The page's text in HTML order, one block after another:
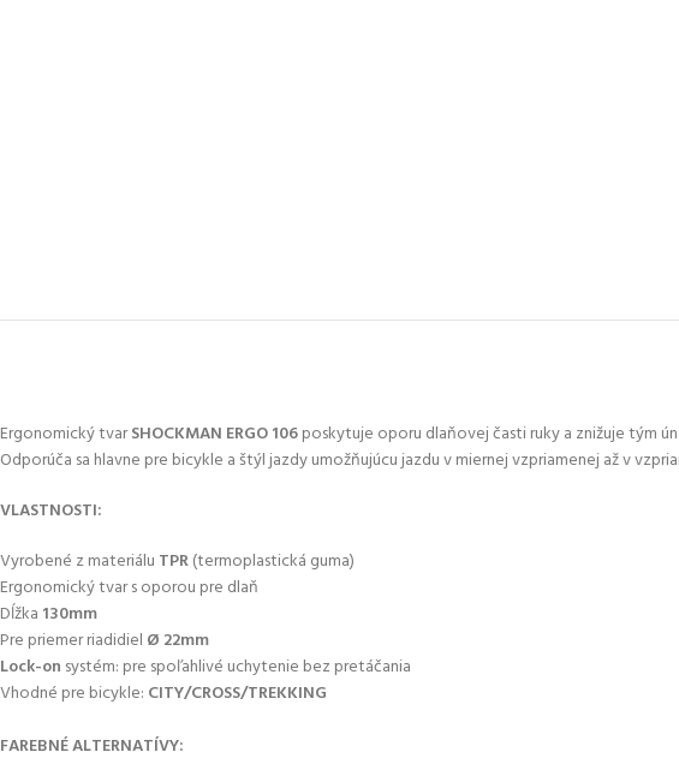
Ergonomický tvarSHOCKMAN ERGO 106poskytuje oporu dlaňovej časti ruky a znižuje tým
Odporúča sa hlavne pre bicykle a štýl jazdy umožňujúcu jazdu v miernej vzpriamenej až v
VLASTNOSTI:
Vyrobené z materiálu TPR(termoplastická guma)
Ergonomický tvar s oporou pre dlaň
Dĺžka 130mm
Pre priemer riadidiel Ø 22mm
Lock-on systém: pre spoľahlivé uchytenie bez pretáčania
Vhodné pre bicykle: CITY/CROSS/TREKKING
FAREBNÉ ALTERNATÍVY: